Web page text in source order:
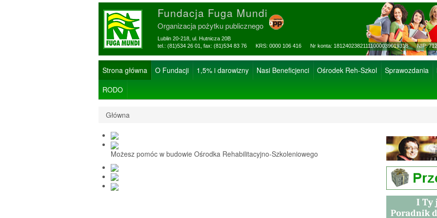
Fundacja Fuga Mundi
Organizacja pożytku publicznego
Lublin 20-218, ul. Hutnicza 20B
tel.: (81)534 26 01, fax: (81)534 83 76 KRS: 0000 106 416 Nr konta: 18124023821111000039019318 NIP:
Strona główna O Fundacji 1,5% i darowizny Nasi Beneficjenci Ośrodek Reh-Szkol Sprawozdania
RODO
Główna
Możesz pomóc w budowie Ośrodka Rehabilitacyjno-Szkoleniowego